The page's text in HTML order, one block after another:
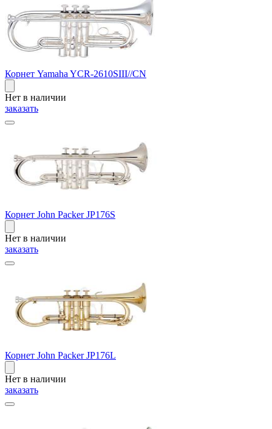
Корнет Yamaha YCR-2610SIII//CN
Нет в наличии
заказать
Корнет John Packer JP176S
Нет в наличии
заказать
Корнет John Packer JP176L
Нет в наличии
заказать